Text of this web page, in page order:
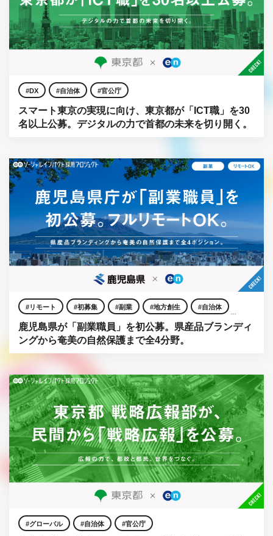
DX 自治体 官公庁
スマート東京の実現に向け、東京都が「ICT職」を30
名以上公募。デジタルの力で首都の未来を切り開く。
リモート 初募集 副業 地方創生 自治体
官公庁
鹿児島県が「副業職員」を初公募。県産品ブランディ
ングから奄美の自然保護まで全4分野。
グローバル 自治体 官公庁